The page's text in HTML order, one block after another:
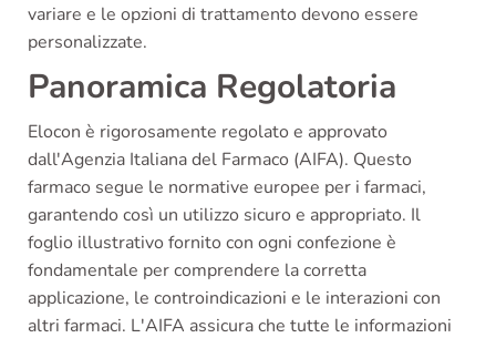
variare e le opzioni di trattamento devono essere
personalizzate.
Panoramica Regolatoria
Elocon è rigorosamente regolato e approvato
dall'Agenzia Italiana del Farmaco (AIFA). Questo
farmaco segue le normative europee per i farmaci,
garantendo così un utilizzo sicuro e appropriato. Il
foglio illustrativo fornito con ogni confezione è
fondamentale per comprendere la corretta
applicazione, le controindicazioni e le interazioni con
altri farmaci. L'AIFA assicura che tutte le informazioni